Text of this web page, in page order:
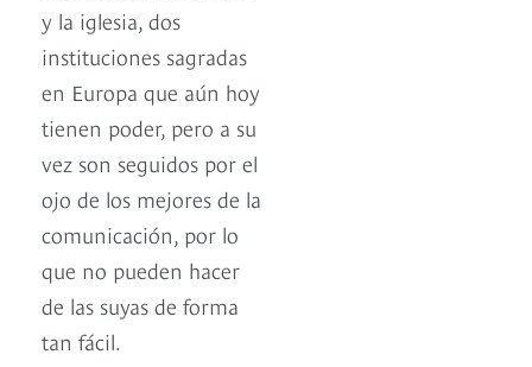
y la iglesia, dos
instituciones sagradas
en Europa que aún hoy
tienen poder, pero a su
vez son seguidos por el
ojo de los mejores de la
comunicación, por lo
que no pueden hacer
de las suyas de forma
tan fácil.